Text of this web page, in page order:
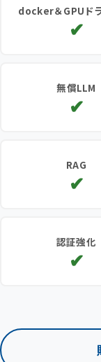
docker＆GPUド
✔
をGUIからワンクリック
無償LLM
✔
の OSS LLM を使えば、
で LLM を無料利用。
RAG
✔
ージのコンテナを用意
認証強化
✔
へのアクセスを厳格に